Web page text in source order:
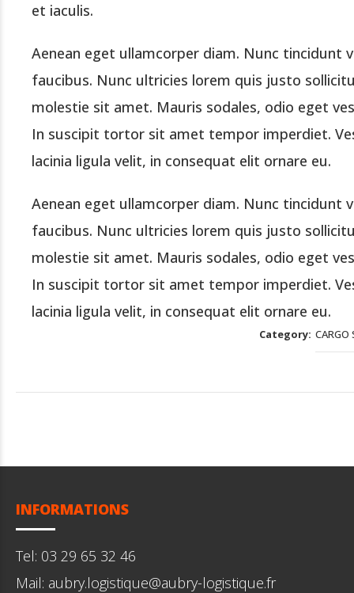
et iaculis.
Aenean eget ullamcorper diam. Nunc tincidunt
faucibus. Nunc ultricies lorem quis justo
molestie sit amet. Mauris sodales, odio eget
In suscipit tortor sit amet tempor imperdiet.
lacinia ligula velit, in consequat elit ornare eu.
Aenean eget ullamcorper diam. Nunc tincidunt
faucibus. Nunc ultricies lorem quis justo
molestie sit amet. Mauris sodales, odio eget
In suscipit tortor sit amet tempor imperdiet.
lacinia ligula velit, in consequat elit ornare eu.
Category CARGO
INFORMATIONS
Tel: 03 29 65 32 46
Mail: aubry.logistique@aubry-logistique.fr